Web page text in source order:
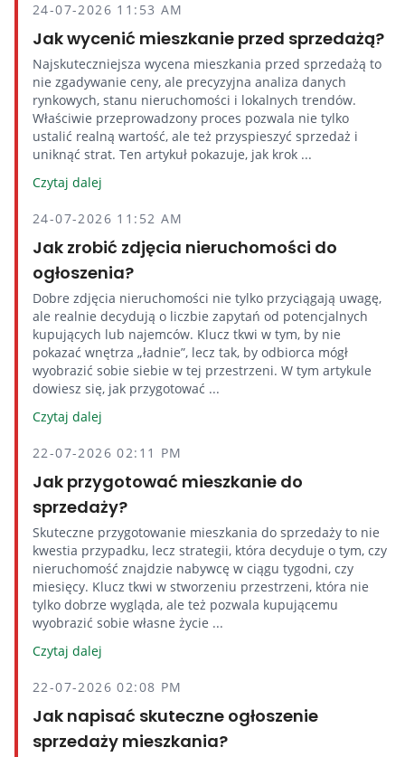
24-07-2026 11:53 AM
Jak wycenić mieszkanie przed sprzedażą?
Najskuteczniejsza wycena mieszkania przed sprzedażą to
nie zgadywanie ceny, ale precyzyjna analiza danych
rynkowych, stanu nieruchomości i lokalnych trendów.
Właściwie przeprowadzony proces pozwala nie tylko
ustalić realną wartość, ale też przyspieszyć sprzedaż i
uniknąć strat. Ten artykuł pokazuje, jak krok ...
Czytaj dalej
24-07-2026 11:52 AM
Jak zrobić zdjęcia nieruchomości do
ogłoszenia?
Dobre zdjęcia nieruchomości nie tylko przyciągają uwagę,
ale realnie decydują o liczbie zapytań od potencjalnych
kupujących lub najemców. Klucz tkwi w tym, by nie
pokazać wnętrza „ładnie”, lecz tak, by odbiorca mógł
wyobrazić sobie siebie w tej przestrzeni. W tym artykule
dowiesz się, jak przygotować ...
Czytaj dalej
22-07-2026 02:11 PM
Jak przygotować mieszkanie do
sprzedaży?
Skuteczne przygotowanie mieszkania do sprzedaży to nie
kwestia przypadku, lecz strategii, która decyduje o tym, czy
nieruchomość znajdzie nabywcę w ciągu tygodni, czy
miesięcy. Klucz tkwi w stworzeniu przestrzeni, która nie
tylko dobrze wygląda, ale też pozwala kupującemu
wyobrazić sobie własne życie ...
Czytaj dalej
22-07-2026 02:08 PM
Jak napisać skuteczne ogłoszenie
sprzedaży mieszkania?